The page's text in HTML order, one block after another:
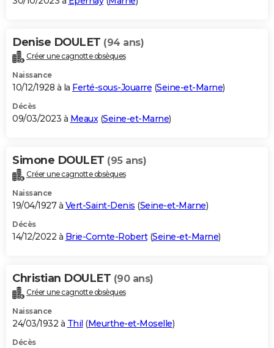
Denise DOULET (94 ans)
Créer une cagnotte obsèques
Naissance
10/12/1928 à la Ferté-sous-Jouarre (Seine-et-Marne)
Décès
09/03/2023 à Meaux(Seine-et-Marne)
Simone DOULET (95 ans)
Créer une cagnotte obsèques
Naissance
19/04/1927 à Vert-Saint-Denis (Seine-et-Marne)
Décès
14/12/2022 à Brie-Comte-Robert(Seine-et-Marne)
Christian DOULET (90 ans)
Créer une cagnotte obsèques
Naissance
24/03/1932 à Thil (Meurthe-et-Moselle)
Décès